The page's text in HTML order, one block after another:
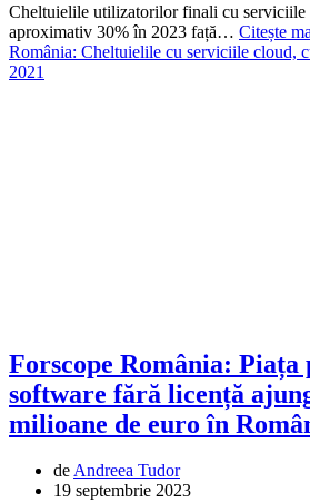
Cheltuielile utilizatorilor finali cu serviciile
aproximativ 30% în 2023 față… Citește
România: Cheltuielile cu serviciile cloud,
2021
Forscope România: Piața
software fără licență
milioane de euro în
deAndreea Tudor
19 septembrie 2023